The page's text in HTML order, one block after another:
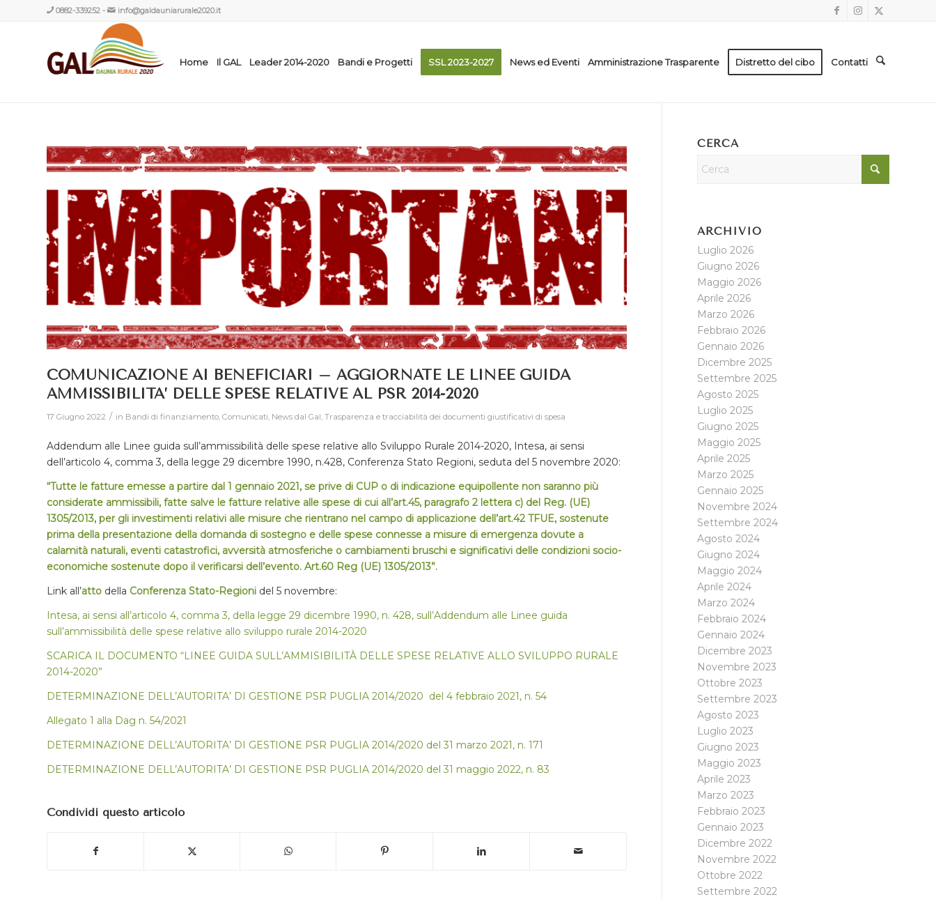
0882-339252 - info@galdauniarurale2020.it
Home Il GAL Leader 2014-2020 Bandi e Progetti SSL 2023-2027 News ed Eventi Amministrazione Trasparente Distretto del cibo Contatti
COMUNICAZIONE AI BENEFICIARI – AGGIORNATE LE LINEE GUIDA
AMMISSIBILITA’ DELLE SPESE RELATIVE AL PSR 2014-2020
17 Giugno 2022 / in Bandi di finanziamento Comunicati News dal Gal Trasparenza e tracciabilità dei documenti giustificativi di spesa
Addendum alle Linee guida sull’ammissibilità delle spese relative allo Sviluppo Rurale 2014-2020, Intesa, ai sensi
dell’articolo 4, comma 3, della legge 29 dicembre 1990, n.428, Conferenza Stato Regioni, seduta del 5 novembre 2020:
“Tutte le fatture emesse a partire dal 1 gennaio 2021, se prive di CUP o di indicazione equipollente non saranno più
considerate ammissibili, fatte salve le fatture relative alle spese di cui all’art.45, paragrafo 2 lettera c) del Reg. (UE)
1305/2013, per gli investimenti relativi alle misure che rientrano nel campo di applicazione dell’art.42 TFUE, sostenute
prima della presentazione della domanda di sostegno e delle spese connesse a misure di emergenza dovute a
calamità naturali, eventi catastrofici, avversità atmosferiche o cambiamenti bruschi e significativi delle condizioni socio-
economiche sostenute dopo il verificarsi dell’evento. Art.60 Reg (UE) 1305/2013”.
Link all’atto della Conferenza Stato-Regioni del 5 novembre:
Intesa, ai sensi all’articolo 4, comma 3, della legge 29 dicembre 1990, n. 428, sull’Addendum alle Linee guida
sull’ammissibilità delle spese relative allo sviluppo rurale 2014-2020
SCARICA IL DOCUMENTO “LINEE GUIDA SULL’AMMISIBILITÀ DELLE SPESE RELATIVE ALLO SVILUPPO RURALE
2014-2020”
DETERMINAZIONE DELL’AUTORITA’ DI GESTIONE PSR PUGLIA 2014/2020 del 4 febbraio 2021, n. 54
Allegato 1 alla Dag n. 54/2021
DETERMINAZIONE DELL’AUTORITA’ DI GESTIONE PSR PUGLIA 2014/2020 del 31 marzo 2021, n. 171
DETERMINAZIONE DELL’AUTORITA’ DI GESTIONE PSR PUGLIA 2014/2020 del 31 maggio 2022, n. 83
Condividi questo articolo
CERCA
ARCHIVIO
Luglio 2026
Giugno 2026
Maggio 2026
Aprile 2026
Marzo 2026
Febbraio 2026
Gennaio 2026
Dicembre 2025
Settembre 2025
Agosto 2025
Luglio 2025
Giugno 2025
Maggio 2025
Aprile 2025
Marzo 2025
Gennaio 2025
Novembre 2024
Settembre 2024
Agosto 2024
Giugno 2024
Maggio 2024
Aprile 2024
Marzo 2024
Febbraio 2024
Gennaio 2024
Dicembre 2023
Novembre 2023
Ottobre 2023
Settembre 2023
Agosto 2023
Luglio 2023
Giugno 2023
Maggio 2023
Aprile 2023
Marzo 2023
Febbraio 2023
Gennaio 2023
Dicembre 2022
Novembre 2022
Ottobre 2022
Settembre 2022